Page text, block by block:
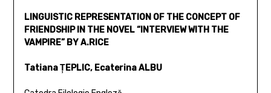
LINGUISTIC REPRESENTATION OF THE CONCEPT OF
FRIENDSHIP IN THE NOVEL “INTERVIEW WITH THE
VAMPIRE” BY A.RICE
Tatiana ŢEPLIC, Ecaterina ALBU